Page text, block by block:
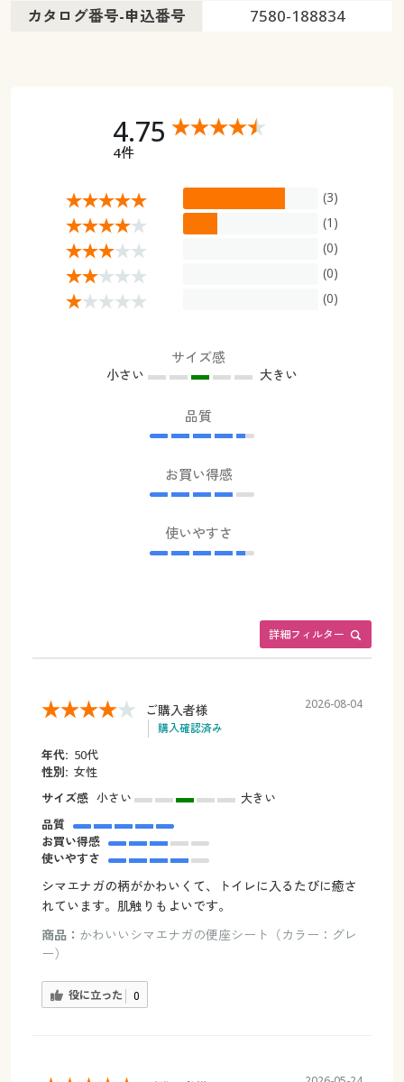
カタログ番号-申込番号 7580-188834
4.75
4件
(3)
(1)
(0)
(0)
(0)
サイズ感
小さい 大きい
品質
お買い得感
使いやすさ
詳細フィルター
ご購入者様
購入確認済み
2026-08-04
年代: 50代
性別: 女性
サイズ感 小さい
大きい
品質
お買い得感
使いやすさ
シマエナガの柄がかわいくて、トイレに入るたびに癒さ
れています。肌触りもよいです。
商品： かわいいシマエナガの便座シート（カラー：グレ
ー）
役に立った 0